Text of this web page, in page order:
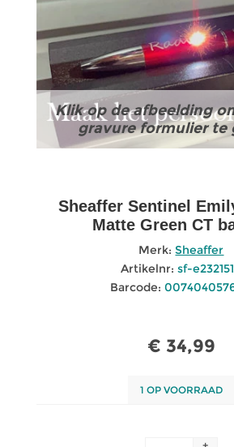
Klik op de afbeelding
gravure formulier te
Sheaffer Sentinel
Matte Green CT
Merk: Sheaffer
Artikelnr: sf-
Barcode:
€ 34,99
1 OP VOORRAAD